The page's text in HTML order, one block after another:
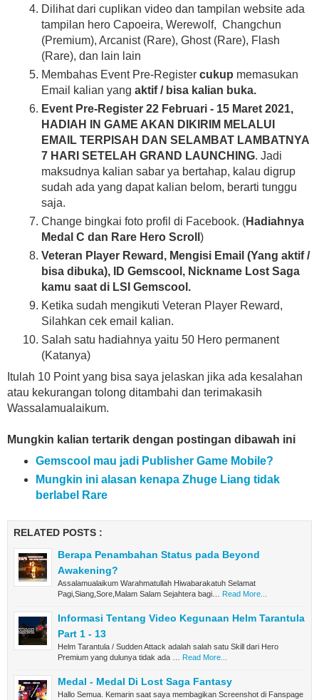
Dilihat dari cuplikan video dan tampilan website ada
tampilan hero Capoeira, Werewolf, Changchun
(Premium), Arcanist (Rare), Ghost (Rare), Flash
(Rare), dan lain lain
Membahas Event Pre-Register cukup memasukan
Email kalian yang aktif / bisa kalian buka.
Event Pre-Register 22 Februari - 15 Maret 2021,
HADIAH IN GAME AKAN DIKIRIM MELALUI
EMAIL TERPISAH DAN SELAMBAT LAMBATNYA
7 HARI SETELAH GRAND LAUNCHING. Jadi
maksudnya kalian sabar ya bertahap, kalau digrup
sudah ada yang dapat kalian belom, berarti tunggu
saja.
Change bingkai foto profil di Facebook. (Hadiahnya
Medal C dan Rare Hero Scroll )
Veteran Player Reward, Mengisi Email (Yang aktif /
bisa dibuka), ID Gemscool, Nickname Lost Saga
kamu saat di LSI Gemscool.
Ketika sudah mengikuti Veteran Player Reward,
Silahkan cek email kalian.
Salah satu hadiahnya yaitu 50 Hero permanent
(Katanya)
Itulah 10 Point yang bisa saya jelaskan jika ada kesalahan
atau kekurangan tolong ditambahi dan terimakasih
Wassalamualaikum.
Mungkin kalian tertarik dengan postingan dibawah ini
Gemscool mau jadi Publisher Game Mobile?
Mungkin ini alasan kenapa Zhuge Liang tidak
berlabel Rare
RELATED POSTS :
Berapa Penambahan Status pada Beyond
Awakening?
Assalamualaikum Warahmatullah Hiwabarakatuh Selamat
Pagi,Siang,Sore,Malam Salam Sejahtera bagi…
Read More...
Informasi Tentang Video Kegunaan Helm Tarantula
Part 1 - 13
Helm Tarantula / Sudden Attack adalah salah satu Skill dari Hero
Premium yang dulunya tidak ada …
Read More...
Medal - Medal Di Lost Saga Fantasy
Hallo Semua. Kemarin saat saya membagikan Screenshot di Fanspage